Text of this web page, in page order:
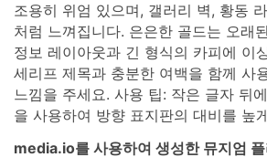
조용히 위엄 있으며, 갤러리 벽, 황동
처럼 느껴집니다. 은은한 골드는 오래
정보 레이아웃과 긴 형식의 카피에 이
세리프 제목과 충분한 여백을 함께 사
느낌을 주세요. 사용 팁: 작은 글자 뒤
을 사용하여 방향 표지판의 대비를 높
media.io를 사용하여 생성한 뮤지엄